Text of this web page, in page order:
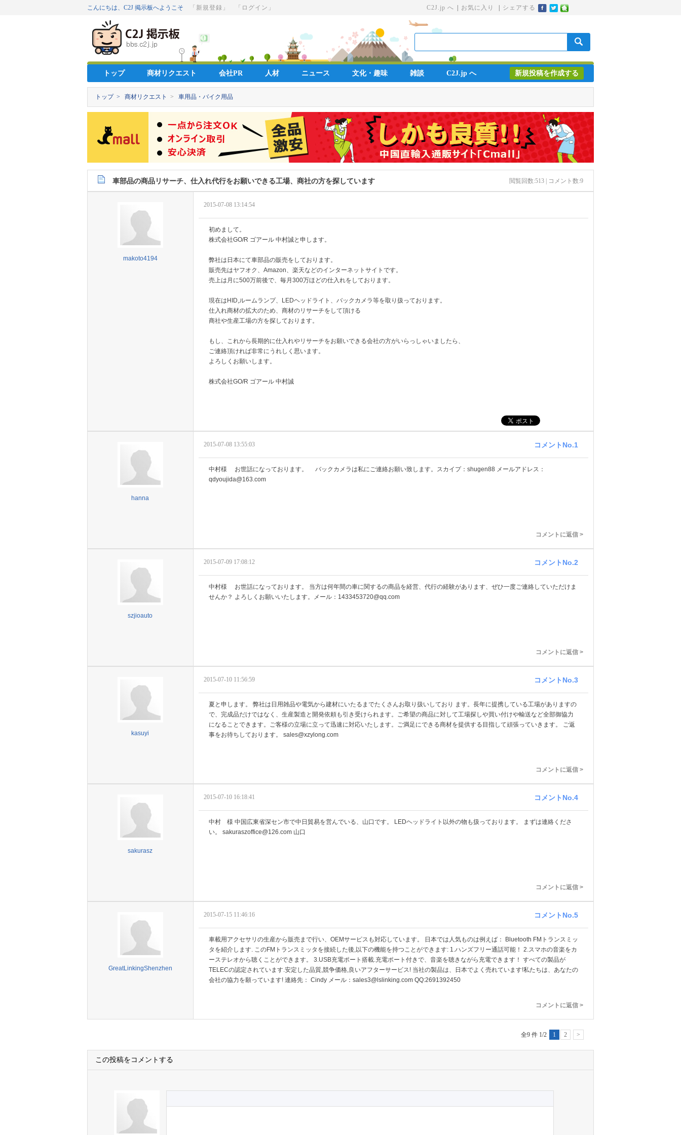
こんにちは、C2J 掲示板へようこそ 「新規登録」 「ログイン」 C2J.jp へ お気に入り シェアする
トップ 商材リクエスト 会社PR 人材 ニュース 文化・趣味 雑談 C2J.jp へ 新規投稿を作成する
トップ > 商材リクエスト > 車用品・バイク用品
車部品の商品リサーチ、仕入れ代行をお願いできる工場、商社の方を探しています 閲覧回数:513| コメント数:9
makoto4194
2015-07-08 13:14:54
初めまして。
株式会社GO/R ゴアール 中村誠と申します。
弊社は日本にて車部品の販売をしております。
販売先はヤフオク、Amazon、 楽天などのインターネットサイトです。
売上は月に500万前後で、 毎月300万ほどの仕入れをしております。
現在はHID,ルームランプ、LEDヘッドライト、 バックカメラ等を取り扱っております。
仕入れ商材の拡大のため、商材のリサーチをして頂ける
商社や生産工場の方を探しております。
もし、 これから長期的に仕入れやリサーチをお願いできる会社の方がいら っしゃいましたら、
ご連絡頂ければ非常にうれしく思います。
よろしくお願いします。
株式会社GO/R ゴアール 中村誠
hanna
2015-07-08 13:55:03 コメントNo.1
中村様 お世話になっております。 バックカメラは私にご連絡お願い致します。スカイプ：shugen88 メールアドレス：
qdyoujida@163.com
コメントに返信 >
szjioauto
2015-07-09 17:08:12 コメントNo.2
中村様 お世話になっております。 当方は何年間の車に関するの商品を経営、代行の経験があります、ぜひ一度ご連絡していただけま
せんか？ よろしくお願いいたします。メール：1433453720@qq.com
コメントに返信 >
kasuyi
2015-07-10 11:56:59 コメントNo.3
夏と申します。 弊社は日用雑品や電気から建材にいたるまでたくさんお取り扱いしており ます。長年に提携している工場がありますの
で、完成品だけではなく、生産製造と開発依頼も引き受けられます。ご希望の商品に対して工場探しや買い付けや輸送など全部御協力
になることできます。ご客様の立場に立って迅速に対応いたします。ご満足にできる商材を提供する目指して頑張っていきます。 ご返
事をお待ちしております。 sales@xzylong.com
コメントに返信 >
sakurasz
2015-07-10 16:18:41 コメントNo.4
中村 様 中国広東省深セン市で中日貿易を営んでいる、山口です。 LEDヘッドライト以外の物も扱っております。 まずは連絡くださ
い。 sakuraszoffice@126.com 山口
コメントに返信 >
GreatLinkingShenzhen
2015-07-15 11:46:16 コメントNo.5
車載用アクセサリの生産から販売まで行い、OEMサーピスも対応しています。 日本では人気ものは例えば： Bluetooth FMトランスミッ
タを紹介します. このFMトランスミッタを接続した後,以下の機能を持つことができます: 1.ハンズフリー通話可能！ 2.スマホの音楽をカ
ーステレオから聴くことができます。 3.USB充電ポート搭載.充電ポート付きで、音楽を聴きながら充電できます！ すべての製品が
TELECの認定されています.安定した品質,競争価格,良いアフターサービス! 当社の製品は、日本でよく売れています!私たちは、あなたの
会社の協力を願っています! 連絡先： Cindy メール：sales3@lslinking.com QQ:2691392450
コメントに返信 >
全9 件 1/2 1 2 >
この投稿をコメントする